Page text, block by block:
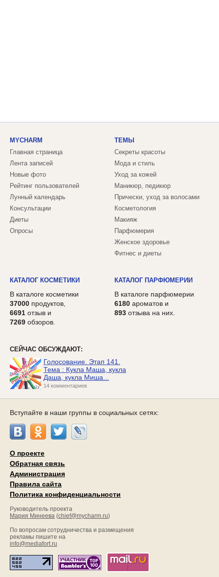
MYCHARM
Главная страница
Лента записей
Новые фото
Рейтинг пользователей
Лунный календарь
Консультации
Диеты
Опросы
ТЕМЫ
Секреты красоты
Мода и стиль
Уход за кожей
Маникюр, педикюр
Прически, уход за волосами
Косметология
Макияж
Парфюмерия
Женское здоровье
Фитнес и диеты
КАТАЛОГ КОСМЕТИКИ
В каталоге косметики
37000 продуктов,
6691 отзыв и
7269 обзоров.
КАТАЛОГ ПАРФЮМЕРИИ
В каталоге парфюмерии
6180 ароматов и
893 отзыва на них.
СЕЙЧАС ОБСУЖДАЮТ:
Голосование. Этап 141.
Тема : Кукла Маша, кукла
Даша, кукла Миша...
14 комментариев
Вступайте в наши группы в социальных сетях:
О проекте
Обратная связь
Администрация
Правила сайта
Политика конфиденциальности
Руководитель проекта
Мария Минеева (chief@mycharm.ru)
По вопросам сотрудничества и размещения
рекламы пишите на
info@mediafort.ru